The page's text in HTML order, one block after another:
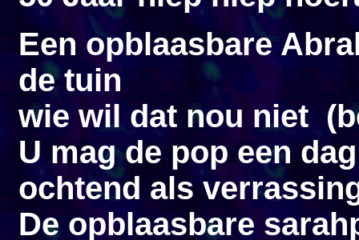
Een opblaasbare
de tuin
wie wil dat nou niet
U mag de pop een
ochtend als
De opblaasbare